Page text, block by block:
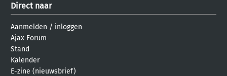
Direct naar
Aanmelden / inloggen
Ajax Forum
Stand
Kalender
E-zine (nieuwsbrief)